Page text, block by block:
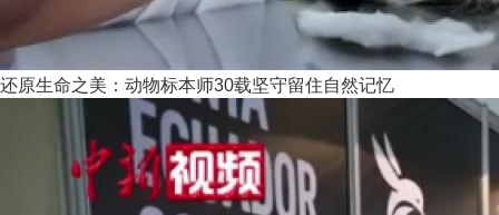
还原生命之美：动物标本师30载坚守留住自然记忆